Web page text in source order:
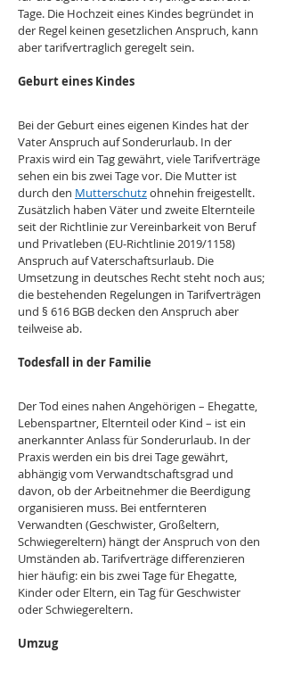
Tage. Die Hochzeit eines Kindes begründet in
der Regel keinen gesetzlichen Anspruch, kann
aber tarifvertraglich geregelt sein.
Geburt eines Kindes
Bei der Geburt eines eigenen Kindes hat der
Vater Anspruch auf Sonderurlaub. In der
Praxis wird ein Tag gewährt, viele Tarifverträge
sehen ein bis zwei Tage vor. Die Mutter ist
durch den Mutterschutz ohnehin freigestellt.
Zusätzlich haben Väter und zweite Elternteile
seit der Richtlinie zur Vereinbarkeit von Beruf
und Privatleben (EU-Richtlinie 2019/1158)
Anspruch auf Vaterschaftsurlaub. Die
Umsetzung in deutsches Recht steht noch aus;
die bestehenden Regelungen in Tarifverträgen
und § 616 BGB decken den Anspruch aber
teilweise ab.
Todesfall in der Familie
Der Tod eines nahen Angehörigen – Ehegatte,
Lebenspartner, Elternteil oder Kind – ist ein
anerkannter Anlass für Sonderurlaub. In der
Praxis werden ein bis drei Tage gewährt,
abhängig vom Verwandtschaftsgrad und
davon, ob der Arbeitnehmer die Beerdigung
organisieren muss. Bei entfernteren
Verwandten (Geschwister, Großeltern,
Schwiegereltern) hängt der Anspruch von den
Umständen ab. Tarifverträge differenzieren
hier häufig: ein bis zwei Tage für Ehegatte,
Kinder oder Eltern, ein Tag für Geschwister
oder Schwiegereltern.
Umzug